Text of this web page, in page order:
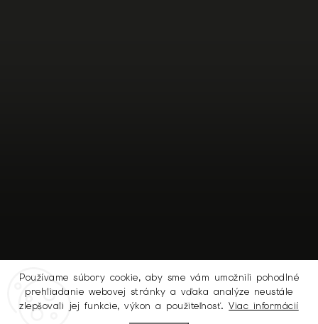
Používame súbory cookie, aby sme vám umožnili pohodlné
prehliadanie webovej stránky a vďaka analýze neustále
zlepšovali jej funkcie, výkon a použiteľnosť.Viac informácií
Sledovať na Instagrame